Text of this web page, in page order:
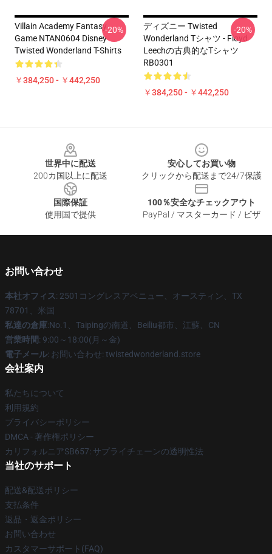
Villain Academy Fantasy
Game NTAN0604 Disney
Twisted Wonderland T-Shirts
￥384,250 - ￥442,250
-20%
ディズニー Twisted
Wonderland Tシャツ - Floyd
Leechの古典的なTシャツ
RB0301
￥384,250 - ￥442,250
-20%
世界中に配送
200カ国以上に配送
安心してお買い物
クリックから配送まで24/7保護
国際保証
使用国で提供
100％安全なチェックアウト
PayPal / マスターカード / ビザ
お問い合わせ
本社オフィス: 2501コングレスアベニュー、オースティン、TX
78701、米国
私達の倉庫:No.1、Taipingの南道、Beiliu都市、江蘇、CN
営業時間: 9:00～18:00(月～金)
電子メール: お問い合わせ: twistedwonderland.store
会社案内
私たちについて
利用規約
プライバシーポリシー
DMCA - 著作権ポリシー
カリフォルニアSB657: サプライチェーンの透明性法
当社のサポート
配送&配送ポリシー
支払条件
返品・返金ポリシー
お問い合わせ
カスタマーサポート(FAQ)